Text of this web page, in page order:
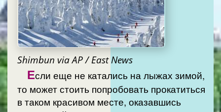
Shimbun via AP / East News
Если еще не катались на лыжах зимой,
то может стоить попробовать прокатиться
в таком красивом месте, оказавшись